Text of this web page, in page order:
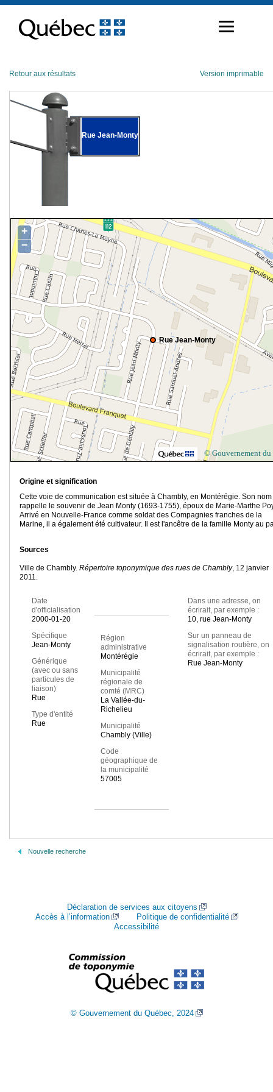
contenu
Retour aux résultats Version imprimable
Rue Jean-Monty
Rue Jean-Monty
+
−
© Gouvernement du
Origine et signification
Cette voie de communication est située à Chambly, en Montérégie. Son nom
rappelle le souvenir de Jean Monty (1693-1755), époux de Marie-Marthe
Arrivé en Nouvelle-France comme soldat des Compagnies franches de la
Marine, il a également été cultivateur. Il est l'ancêtre de la famille Monty au
Sources
Ville de Chambly. Répertoire toponymique des rues de Chambly, 12 janvier
2011.
Date
d'officialisation
2000-01-20
Spécifique
Jean-Monty
Générique
(avec ou sans
particules de
liaison)
Rue
Type d'entité
Rue
Région
administrative
Montérégie
Municipalité
régionale de
comté (MRC)
La Vallée-du-
Richelieu
Municipalité
Chambly (Ville)
Code
géographique de
la municipalité
57005
Dans une adresse, on
écrirait, par exemple :
10, rue Jean-Monty
Sur un panneau de
signalisation routière, on
écrirait, par exemple :
Rue Jean-Monty
Nouvelle recherche
Déclaration de services aux citoyens
Accès à l’information
Politique de confidentialité
Accessibilité
© Gouvernement du Québec, 2024